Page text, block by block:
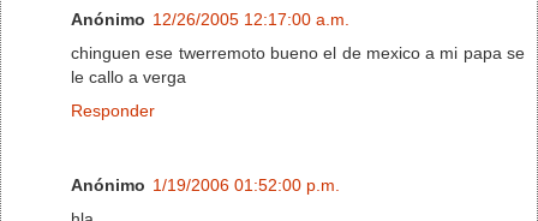
Anónimo 12/26/2005 12:17:00 a.m.
chinguen ese twerremoto bueno el de mexico a mi papa se
le callo a verga
Responder
Anónimo 1/19/2006 01:52:00 p.m.